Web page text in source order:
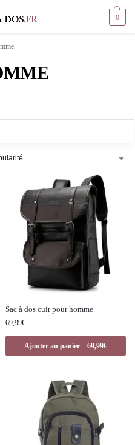
0
Sac à dos cuir pour homme
69,99€
Ajouter au panier – 69,99€